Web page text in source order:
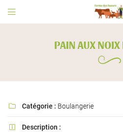

06 73 09 31 63PAIN AUX
 Catégorie : Boulangerie
 Description :